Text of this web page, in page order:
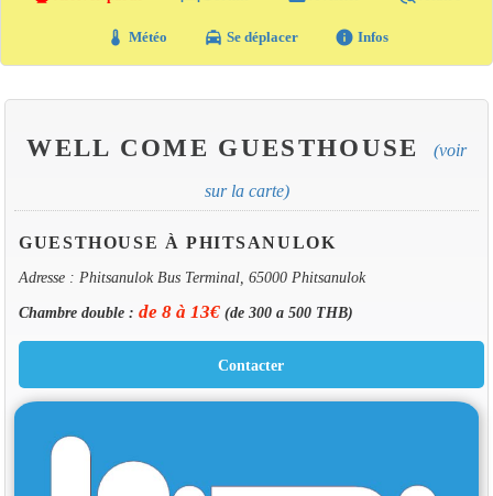
thermostat Météo local_taxi Se déplacer info Infos
WELL COME GUESTHOUSE (voir
sur la carte)
GUESTHOUSE À PHITSANULOK
Adresse : Phitsanulok Bus Terminal, 65000 Phitsanulok
Chambre double : de 8 à 13€(de 300 a 500 THB)